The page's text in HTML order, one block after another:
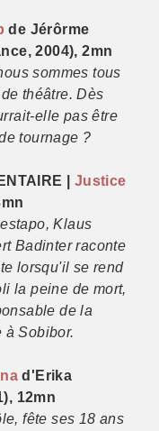
de Jérôrme
2004), 2mn
sommes tous
théâtre. Dès
elle pas être
tournage ?
| Justice
Klaus
Badinter raconte
lorsqu'il se rend
la peine de mort,
de la
à Sobibor.
d'Erika
12mn
fête ses 18 ans